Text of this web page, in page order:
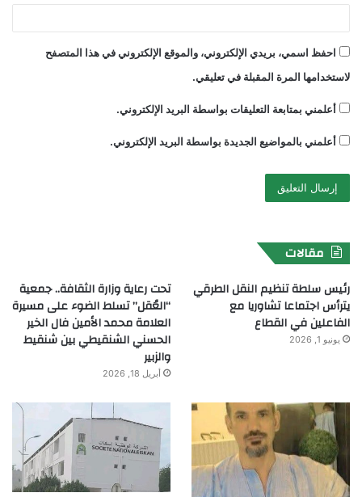
احفظ اسمي، بريدي الإلكتروني، والموقع الإلكتروني في هذا المتصفح
لاستخدامها المرة المقبلة في تعليقي.
أعلمني بمتابعة التعليقات بواسطة البريد الإلكتروني.
أعلمني بالمواضيع الجديدة بواسطة البريد الإلكتروني.
مقالات
رئيس سلطة تنظيم النقل الطرقي
يترأس اجتماعا تشاوريا مع
الفاعلين في القطاع
يونيو 1, 2026
تحت رعاية وزارة الثقافة.. جمعية
“العُقل” تسلط الضوء على مسيرة
العلامة محمد الأمين فال الخير
الحسني الشنقيطي بين شنقيط
والزبير
أبريل 18, 2026